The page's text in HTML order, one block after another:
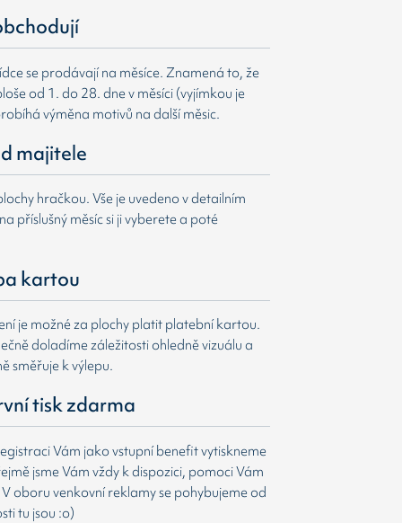
se prodávají na měsíce. Znamená to, že
od 1. do 28. dne v měsíci (vyjímkou je
výměna motivů na další měsic.
majitele
hračkou. Vše je uvedeno v detailním
příslušný měsíc si ji vyberete a poté
kartou
je možné za plochy platit platební kartou.
doladíme záležitosti ohledně vizuálu a
směřuje k výlepu.
tisk zdarma
Vám jako vstupní benefit vytiskneme
jsme Vám vždy k dispozici, pomoci Vám
oboru venkovní reklamy se pohybujeme od
tu jsou :o)